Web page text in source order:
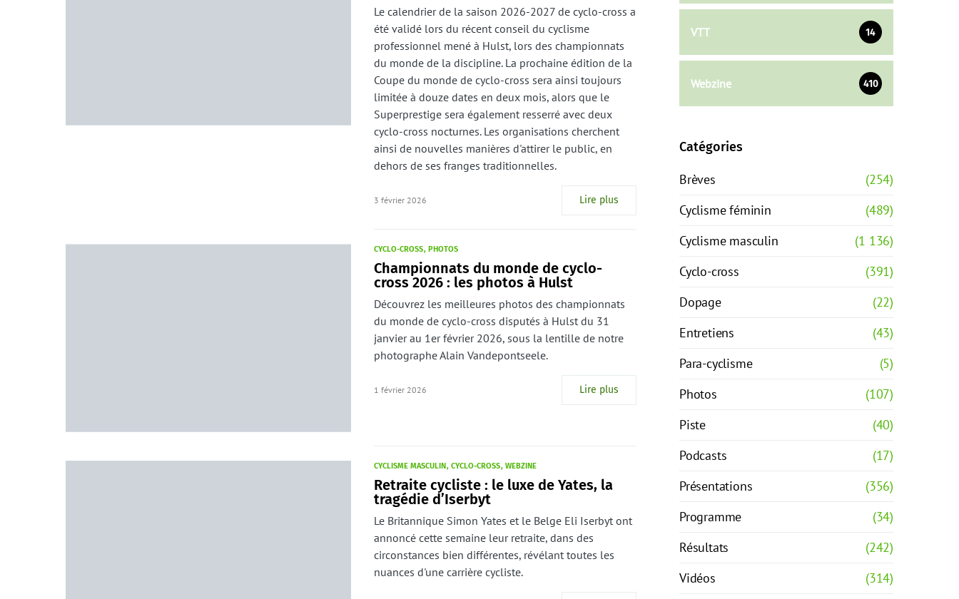
Le calendrier de la saison 2026-2027 de cyclo-cross a
été validé lors du récent conseil du cyclisme
professionnel mené à Hulst, lors des championnats
du monde de la discipline. La prochaine édition de la
Coupe du monde de cyclo-cross sera ainsi toujours
limitée à douze dates en deux mois, alors que le
Superprestige sera également resserré avec deux
cyclo-cross nocturnes. Les organisations cherchent
ainsi de nouvelles manières d'attirer le public, en
dehors de ses franges traditionnelles.
3 février 2026 Lire plus
CYCLO-CROSS PHOTOS
Championnats du monde de cyclo-
cross 2026 : les photos à Hulst
Découvrez les meilleures photos des championnats
du monde de cyclo-cross disputés à Hulst du 31
janvier au 1er février 2026, sous la lentille de notre
photographe Alain Vandepontseele.
1 février 2026 Lire plus
CYCLISME MASCULIN CYCLO-CROSS WEBZINE
Retraite cycliste : le luxe de Yates, la
tragédie d’Iserbyt
Le Britannique Simon Yates et le Belge Eli Iserbyt ont
annoncé cette semaine leur retraite, dans des
circonstances bien différentes, révélant toutes les
nuances d'une carrière cycliste.
VTT 14
Webzine 410
Catégories
Brèves
(254)
Cyclisme féminin
(489)
Cyclisme masculin
(1 136)
Cyclo-cross
(391)
Dopage
(22)
Entretiens
(43)
Para-cyclisme
(5)
Photos
(107)
Piste
(40)
Podcasts
(17)
Présentations
(356)
Programme
(34)
Résultats
(242)
Vidéos
(314)